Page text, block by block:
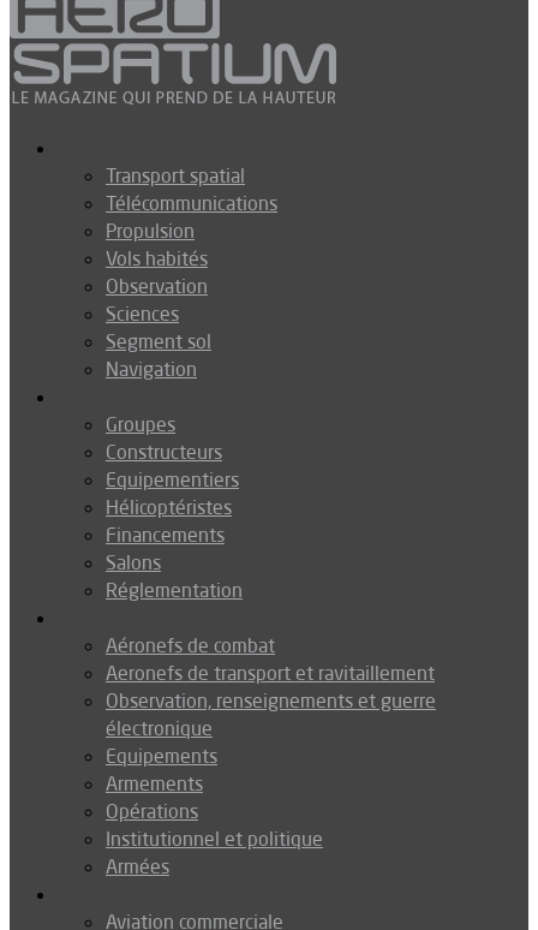
Transport spatial
Télécommunications
Propulsion
Vols habités
Observation
Sciences
Segment sol
Navigation
Groupes
Constructeurs
Equipementiers
Hélicoptéristes
Financements
Salons
Réglementation
Aéronefs de combat
Aeronefs de transport et ravitaillement
Observation, renseignements et guerre
électronique
Equipements
Armements
Opérations
Institutionnel et politique
Armées
Aviation commerciale